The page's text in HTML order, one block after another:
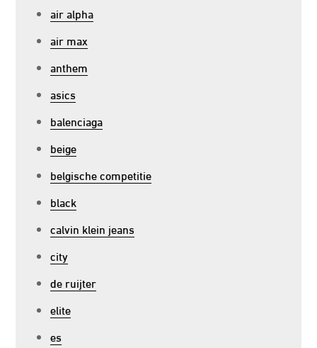
air alpha
air max
anthem
asics
balenciaga
beige
belgische competitie
black
calvin klein jeans
city
de ruijter
elite
es